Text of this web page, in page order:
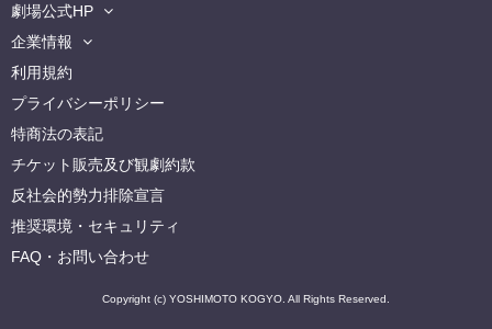
劇場公式HP
企業情報
利用規約
プライバシーポリシー
特商法の表記
チケット販売及び観劇約款
反社会的勢力排除宣言
推奨環境・セキュリティ
FAQ・お問い合わせ
Copyright (c) YOSHIMOTO KOGYO. All Rights Reserved.